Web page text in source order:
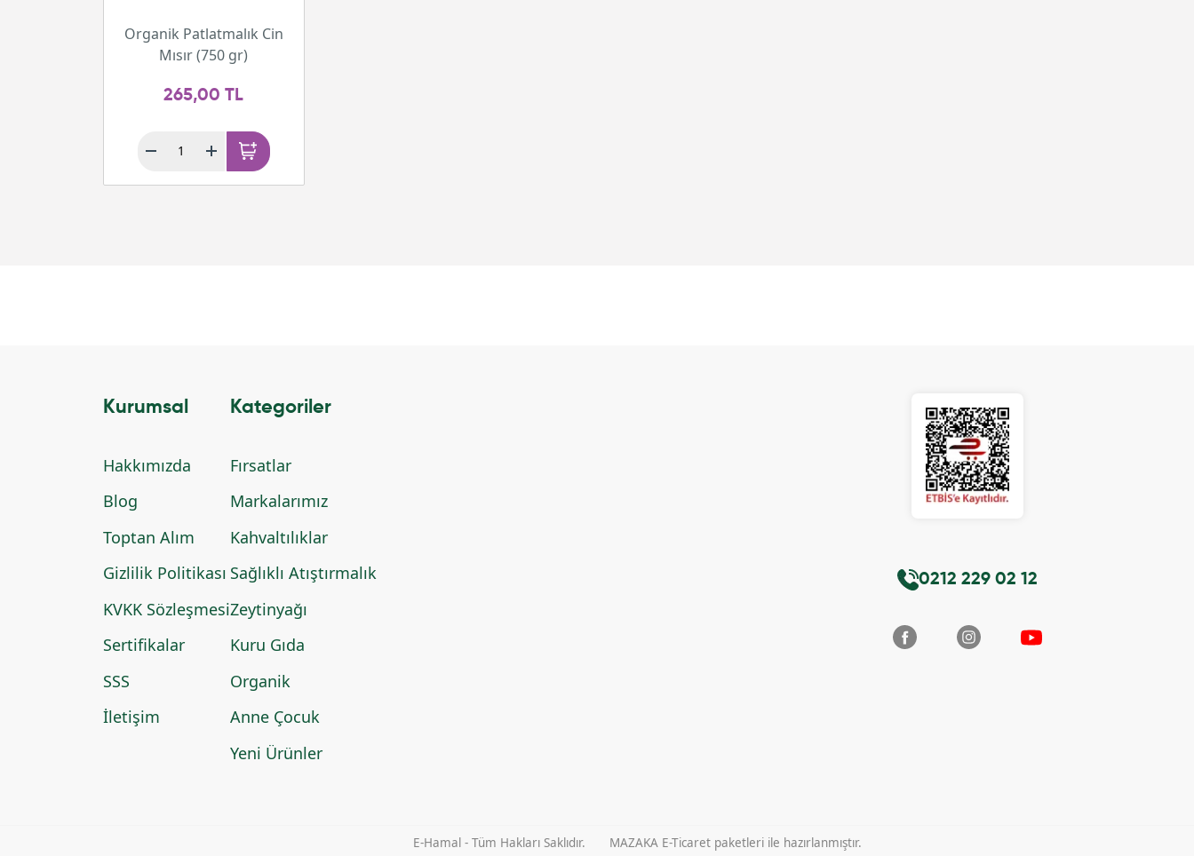
Organik Patlatmalık Cin
Mısır (750 gr)
265,00 TL
Kurumsal
Hakkımızda
Blog
Toptan Alım
Gizlilik Politikası
KVKK Sözleşmesi
Sertifikalar
SSS
İletişim
Kategoriler
Fırsatlar
Markalarımız
Kahvaltılıklar
Sağlıklı Atıştırmalık
Zeytinyağı
Kuru Gıda
Organik
Anne Çocuk
Yeni Ürünler
0212 229 02 12
E-Hamal - Tüm Hakları Saklıdır. MAZAKA E-Ticaret paketleri ile hazırlanmıştır.